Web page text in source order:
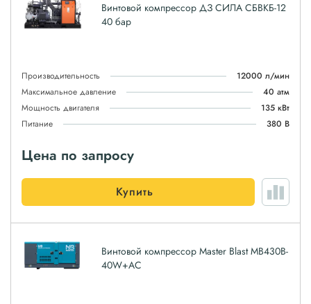
Винтовой компрессор ДЗ СИЛА СБВКБ-12
40 бар
Производительность
12000 л/мин
Максимальное давление
40 атм
Мощность двигателя
135 кВт
Питание
380 В
Цена по запросу
Купить
Винтовой компрессор Master Blast MB430B-
40W+AC